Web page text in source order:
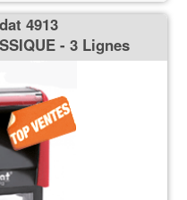
4913
- 3 Lignes